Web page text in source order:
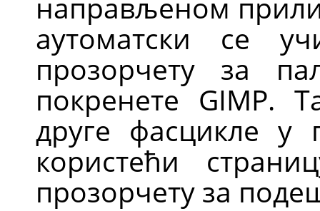
аутоматски се
прозорчету за
покренете GIMP.
друге фасцикле у
користећи
прозорчету за